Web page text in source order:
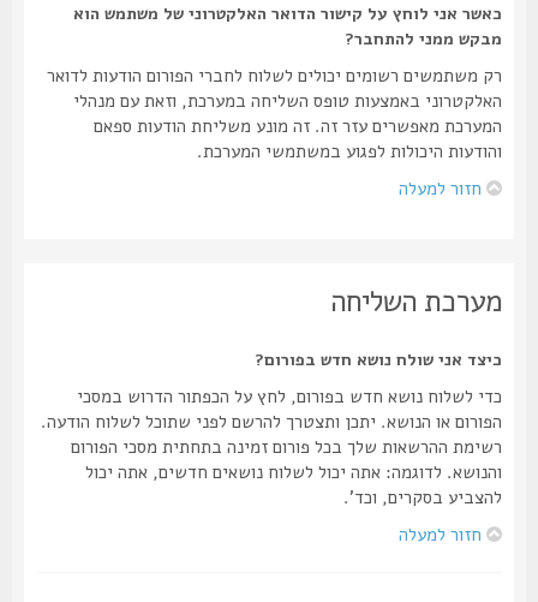
כאשר אני לוחץ על קישור הדואר האלקטרוני של משתמש הוא
מבקש ממני להתחבר?
רק משתמשים רשומים יכולים לשלוח לחברי הפורום הודעות לדואר
האלקטרוני באמצעות טופס השליחה במערכת, וזאת עם מנהלי
המערכת מאפשרים עזר זה. זה מונע משליחת הודעות ספאם
והודעות היכולות לפגוע במשתמשי המערכת.
חזור למעלה
מערכת השליחה
כיצד אני שולח נושא חדש בפורום?
כדי לשלוח נושא חדש בפורום, לחץ על הכפתור הדרוש במסכי
הפורום או הנושא. יתכן ותצטרך להרשם לפני שתוכל לשלוח הודעה.
רשימת ההרשאות שלך בכל פורום זמינה בתחתית מסכי הפורום
והנושא. לדוגמה: אתה יכול לשלוח נושאים חדשים, אתה יכול
להצביע בסקרים, וכד'.
חזור למעלה